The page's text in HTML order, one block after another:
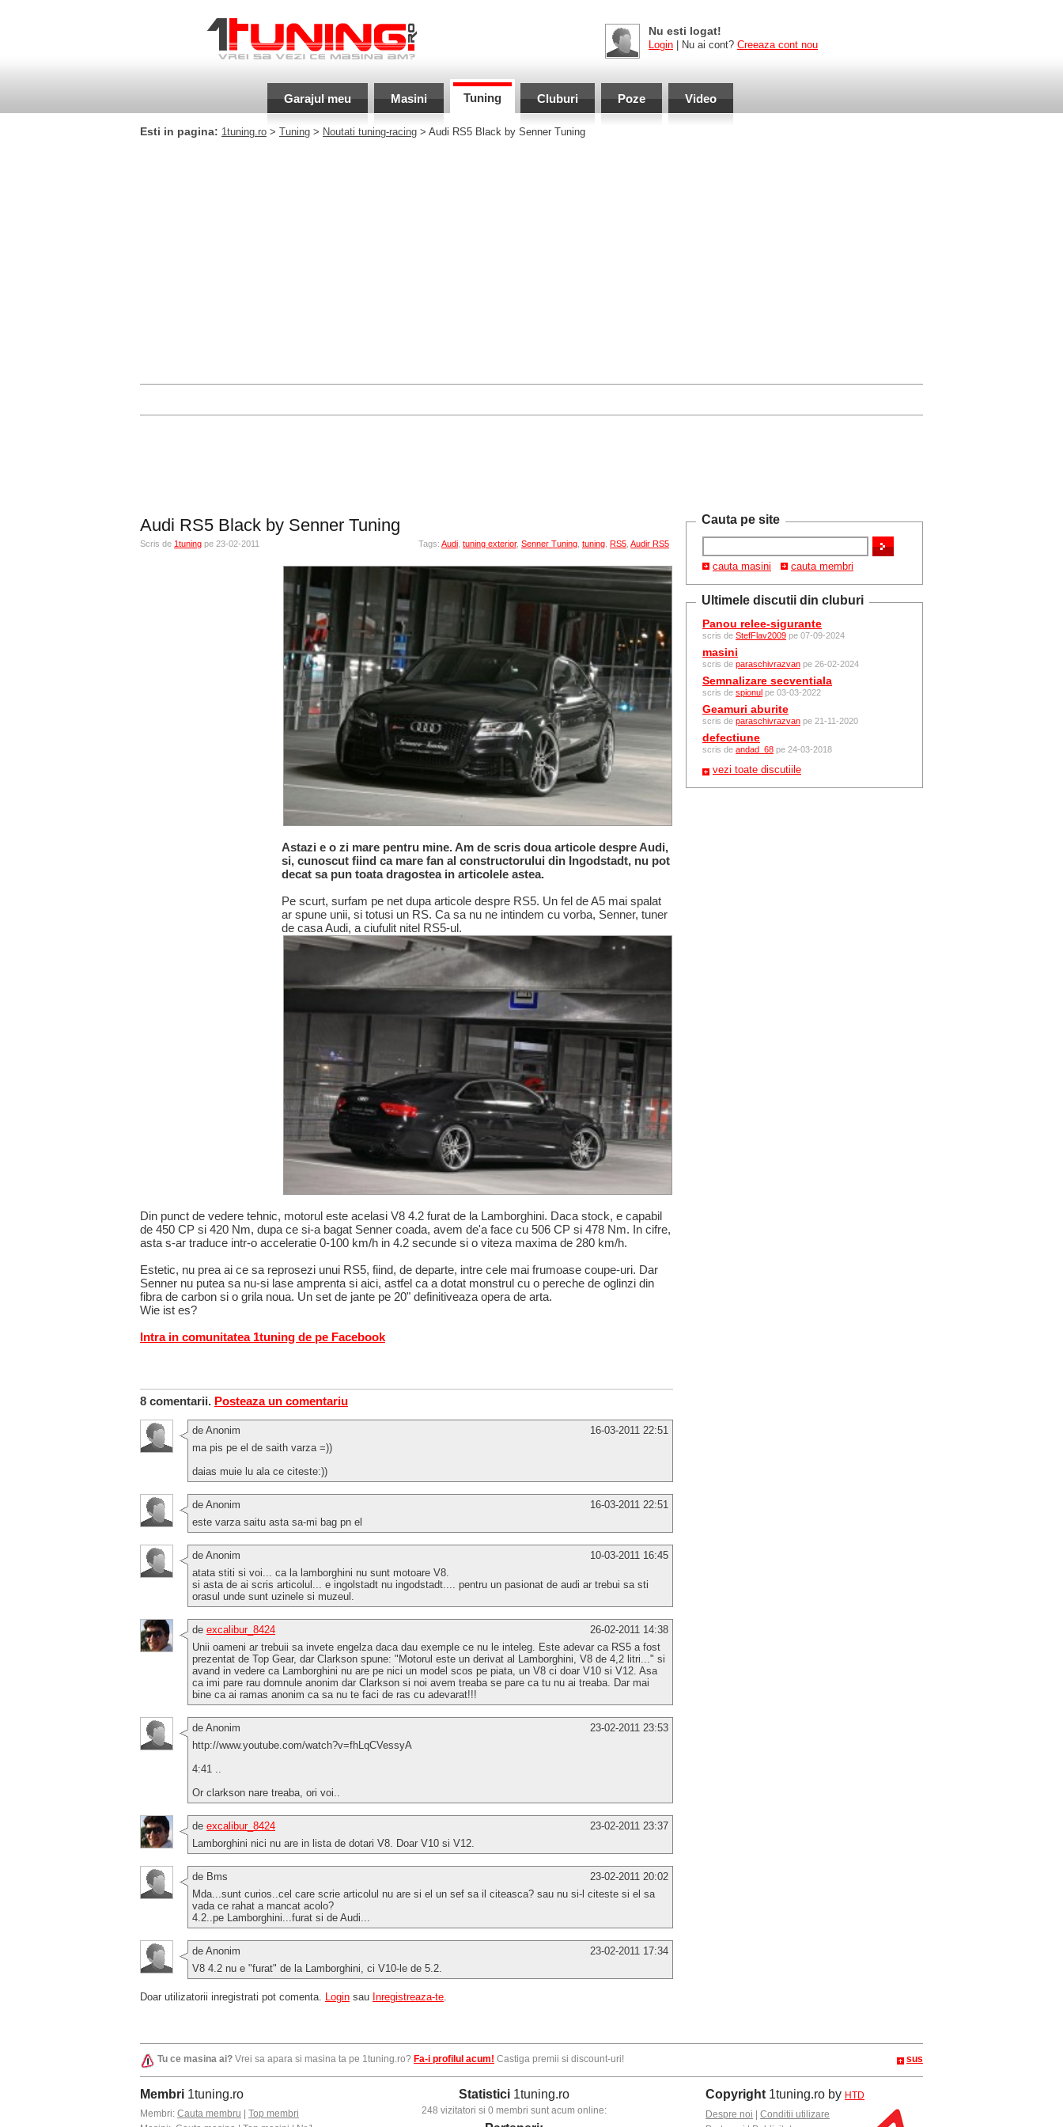
Nu esti logat!
Login | Nu ai cont? Creeaza cont nou
Garajul meu Masini Tuning Cluburi Poze Video
Esti in pagina: 1tuning.ro > Tuning > Noutati tuning-racing > Audi RS5 Black by Senner Tuning
Cauta pe site
cauta masini cauta membri
Ultimele discutii din cluburi
Panou relee-sigurante
scris de StefFlav2009 pe 07-09-2024
masini
scris de paraschivrazvan pe 26-02-2024
Semnalizare secventiala
scris de spionul pe 03-03-2022
Geamuri aburite
scris de paraschivrazvan pe 21-11-2020
defectiune
scris de andad_68 pe 24-03-2018
vezi toate discutiile
Audi RS5 Black by Senner Tuning
Scris de 1tuning pe 23-02-2011 Tags: Audi tuning exterior, Senner Tuning tuning RS5 Audir RS5
Astazi e o zi mare pentru mine. Am de scris doua articole despre Audi,
si, cunoscut fiind ca mare fan al constructorului din Ingodstadt, nu pot
decat sa pun toata dragostea in articolele astea.
Pe scurt, surfam pe net dupa articole despre RS5. Un fel de A5 mai spalat
ar spune unii, si totusi un RS. Ca sa nu ne intindem cu vorba, Senner, tuner
de casa Audi, a ciufulit nitel RS5-ul.
Din punct de vedere tehnic, motorul este acelasi V8 4.2 furat de la Lamborghini. Daca stock, e capabil
de 450 CP si 420 Nm, dupa ce si-a bagat Senner coada, avem de'a face cu 506 CP si 478 Nm. In cifre,
asta s-ar traduce intr-o acceleratie 0-100 km/h in 4.2 secunde si o viteza maxima de 280 km/h.
Estetic, nu prea ai ce sa reprosezi unui RS5, fiind, de departe, intre cele mai frumoase coupe-uri. Dar
Senner nu putea sa nu-si lase amprenta si aici, astfel ca a dotat monstrul cu o pereche de oglinzi din
fibra de carbon si o grila noua. Un set de jante pe 20" definitiveaza opera de arta.
Wie ist es?
Intra in comunitatea 1tuning de pe Facebook
8 comentarii. Posteaza un comentariu
16-03-2011 22:51
de Anonim
ma pis pe el de saith varza =))
daias muie lu ala ce citeste:))
16-03-2011 22:51
de Anonim
este varza saitu asta sa-mi bag pn el
10-03-2011 16:45
de Anonim
atata stiti si voi... ca la lamborghini nu sunt motoare V8.
si asta de ai scris articolul... e ingolstadt nu ingodstadt.... pentru un pasionat de audi ar trebui sa sti
orasul unde sunt uzinele si muzeul.
26-02-2011 14:38
de excalibur_8424
Unii oameni ar trebuii sa invete engelza daca dau exemple ce nu le inteleg. Este adevar ca RS5 a fost
prezentat de Top Gear, dar Clarkson spune: "Motorul este un derivat al Lamborghini, V8 de 4,2 litri..." si
avand in vedere ca Lamborghini nu are pe nici un model scos pe piata, un V8 ci doar V10 si V12. Asa
ca imi pare rau domnule anonim dar Clarkson si noi avem treaba se pare ca tu nu ai treaba. Dar mai
bine ca ai ramas anonim ca sa nu te faci de ras cu adevarat!!!
23-02-2011 23:53
de Anonim
http://www.youtube.com/watch?v=fhLqCVessyA
4:41 ..
Or clarkson nare treaba, ori voi..
23-02-2011 23:37
de excalibur_8424
Lamborghini nici nu are in lista de dotari V8. Doar V10 si V12.
23-02-2011 20:02
de Bms
Mda...sunt curios..cel care scrie articolul nu are si el un sef sa il citeasca? sau nu si-l citeste si el sa
vada ce rahat a mancat acolo?
4.2..pe Lamborghini...furat si de Audi...
23-02-2011 17:34
de Anonim
V8 4.2 nu e "furat" de la Lamborghini, ci V10-le de 5.2.
Doar utilizatorii inregistrati pot comenta. Login sau Inregistreaza-te.
Tu ce masina ai? Vrei sa apara si masina ta pe 1tuning.ro? Fa-i profilul acum! Castiga premii si discount-uri! sus
Membri 1tuning.ro
Membri: Cauta membru
Top membri
Statistici 1tuning.ro
248 vizitatori si 0 membri sunt acum online:
Copyright 1tuning.ro by HTD
Despre noi
Conditii utilizare